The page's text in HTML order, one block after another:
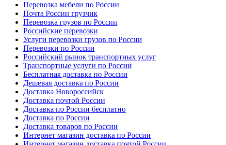
Перевозка мебели по России
Почта России грузчик
Перевозка грузов по России
Российские перевозки
Услуги перевозки грузов по России
Перевозки по России
Российский рынок транспортных услуг
Транспортные услуги по России
Бесплатная доставка по России
Дешевая доставка по России
Доставка Новороссийск
Доставка почтой России
Доставка по России бесплатно
Доставка по России
Доставка товаров по России
Интернет магазин доставка по России